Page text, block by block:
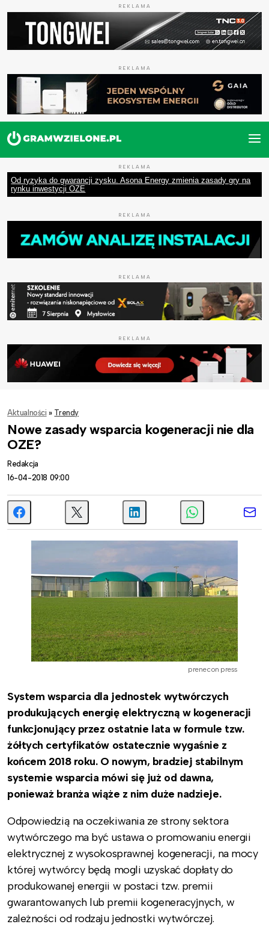
REKLAMA
REKLAMA
REKLAMA
Od ryzyka do gwarancji zysku. Asona Energy zmienia zasady gry na
rynku inwestycji OZE
REKLAMA
REKLAMA
REKLAMA
Aktualności » Trendy
Nowe zasady wsparcia kogeneracji nie dla
OZE?
Redakcja
16-04-2018 09:00
prenecon press
System wsparcia dla jednostek wytwórczych
produkujących energię elektryczną w kogeneracji
funkcjonujący przez ostatnie lata w formule tzw.
żółtych certyfikatów ostatecznie wygaśnie z
końcem 2018 roku. O nowym, bradziej stabilnym
systemie wsparcia mówi się już od dawna,
ponieważ branża wiąże z nim duże nadzieje.
Odpowiedzią na oczekiwania ze strony sektora
wytwórczego ma być ustawa o promowaniu energii
elektrycznej z wysokosprawnej kogeneracji, na mocy
której wytwórcy będą mogli uzyskać dopłaty do
produkowanej energii w postaci tzw. premii
gwarantowanych lub premii kogeneracyjnych, w
zależności od rodzaju jednostki wytwórczej.